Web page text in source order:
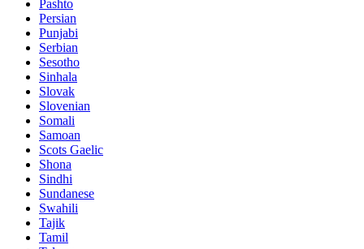
Pashto
Persian
Punjabi
Serbian
Sesotho
Sinhala
Slovak
Slovenian
Somali
Samoan
Scots Gaelic
Shona
Sindhi
Sundanese
Swahili
Tajik
Tamil